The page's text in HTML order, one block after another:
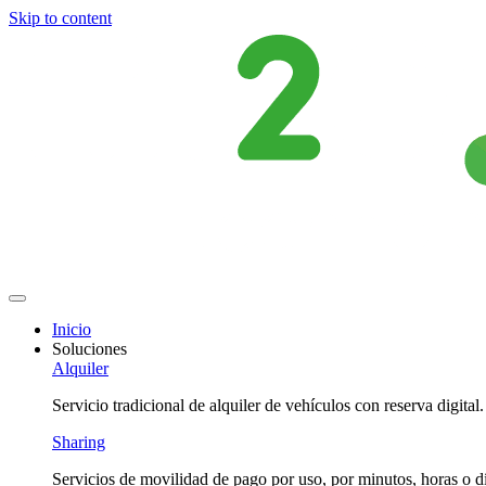
Skip to content
Inicio
Soluciones
Alquiler
Servicio tradicional de alquiler de vehículos con reserva digital.
Sharing
Servicios de movilidad de pago por uso, por minutos, horas o